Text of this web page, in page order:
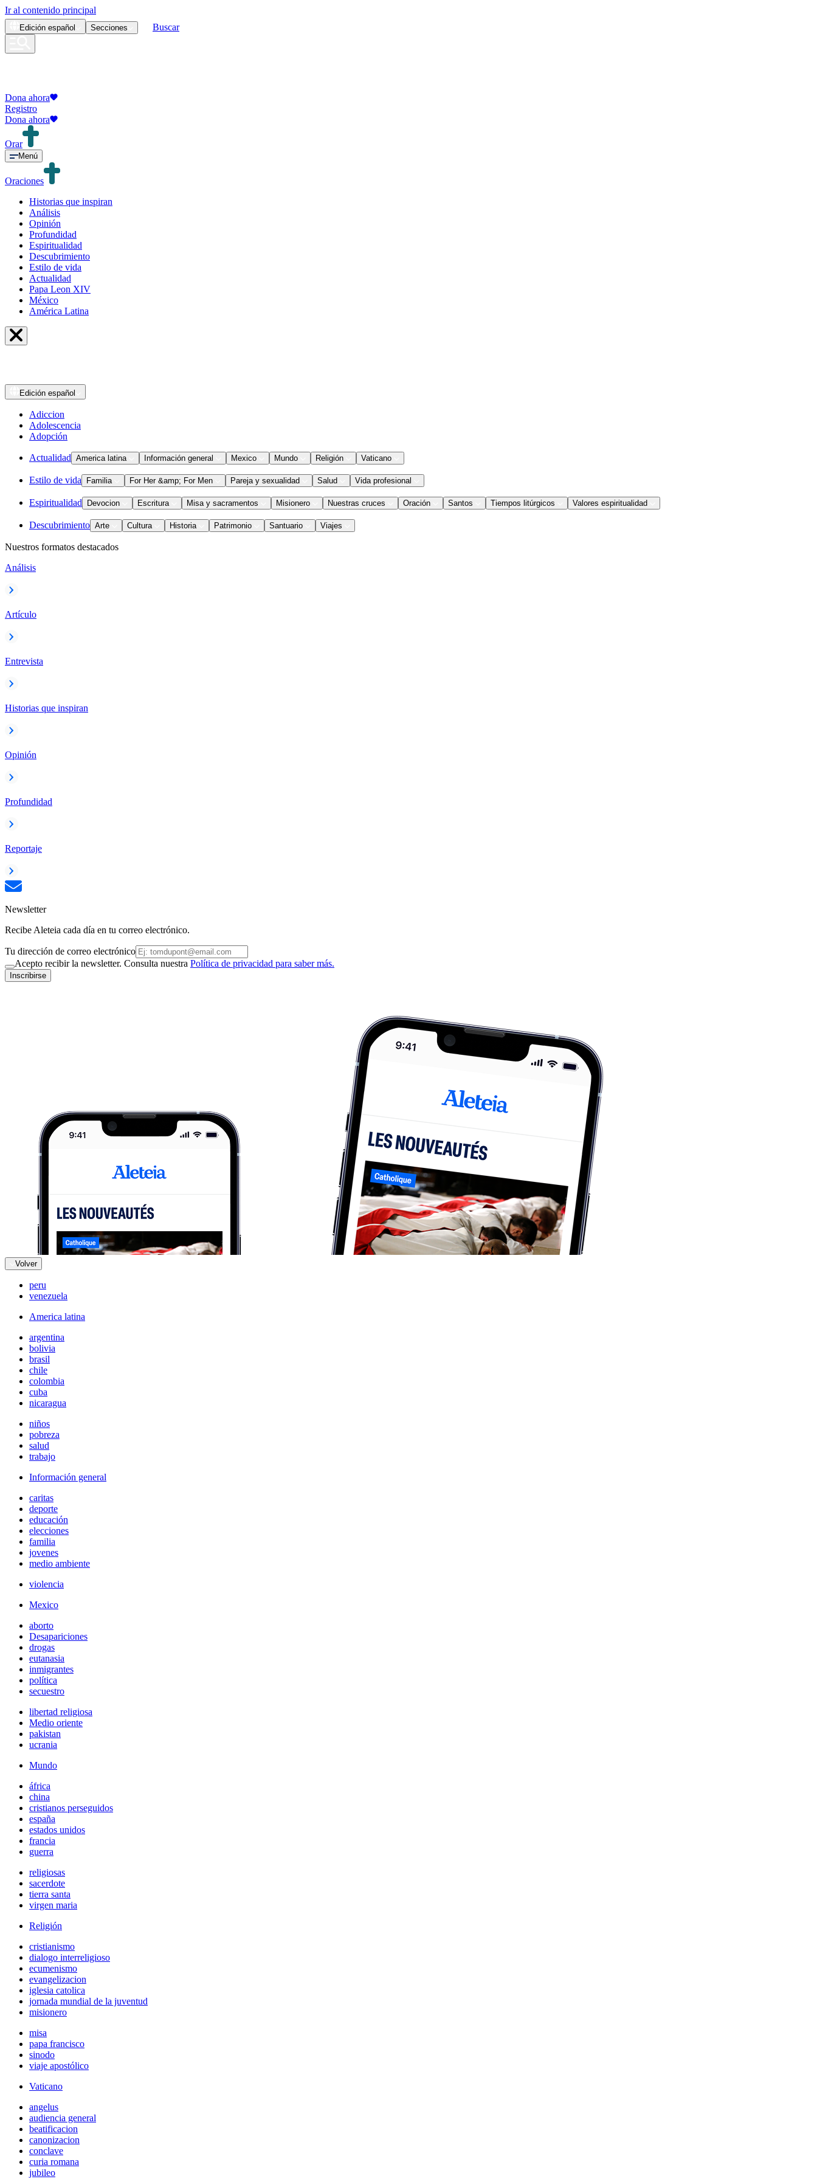
Ir al contenido principal
Edición español Secciones Buscar
Dona ahora
Registro
Dona ahora
Orar
Menú
Oraciones
Historias que inspiran
Análisis
Opinión
Profundidad
Espiritualidad
Descubrimiento
Estilo de vida
Actualidad
Papa Leon XIV
México
América Latina
Edición español
Adiccion
Adolescencia
Adopción
Actualidad America latina Información general Mexico Mundo Religión Vaticano
Estilo de vida Familia For Her &amp; For Men Pareja y sexualidad Salud Vida profesional
Espiritualidad Devocion Escritura Misa y sacramentos Misionero Nuestras cruces Oración Santos Tiempos litúrgicos Valores espiritualidad
Descubrimiento Arte Cultura Historia Patrimonio Santuario Viajes
Nuestros formatos destacados
Análisis
Artículo
Entrevista
Historias que inspiran
Opinión
Profundidad
Reportaje
Newsletter
Recibe Aleteia cada día en tu correo electrónico.
Tu dirección de correo electrónico
Acepto recibir la newsletter. Consulta nuestra Política de privacidad para saber más.
Inscribirse
Volver
peru
venezuela
America latina
argentina
bolivia
brasil
chile
colombia
cuba
nicaragua
niños
pobreza
salud
trabajo
Información general
caritas
deporte
educación
elecciones
familia
jovenes
medio ambiente
violencia
Mexico
aborto
Desapariciones
drogas
eutanasia
inmigrantes
política
secuestro
libertad religiosa
Medio oriente
pakistan
ucrania
Mundo
áfrica
china
cristianos perseguidos
españa
estados unidos
francia
guerra
religiosas
sacerdote
tierra santa
virgen maria
Religión
cristianismo
dialogo interreligioso
ecumenismo
evangelizacion
iglesia catolica
jornada mundial de la juventud
misionero
misa
papa francisco
sinodo
viaje apostólico
Vaticano
angelus
audiencia general
beatificacion
canonizacion
conclave
curia romana
jubileo